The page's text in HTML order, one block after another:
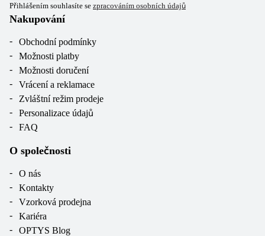
Přihlášením souhlasíte se zpracováním osobních údajů
Nakupování
Obchodní podmínky
Možnosti platby
Možnosti doručení
Vrácení a reklamace
Zvláštní režim prodeje
Personalizace údajů
FAQ
O společnosti
O nás
Kontakty
Vzorková prodejna
Kariéra
OPTYS Blog